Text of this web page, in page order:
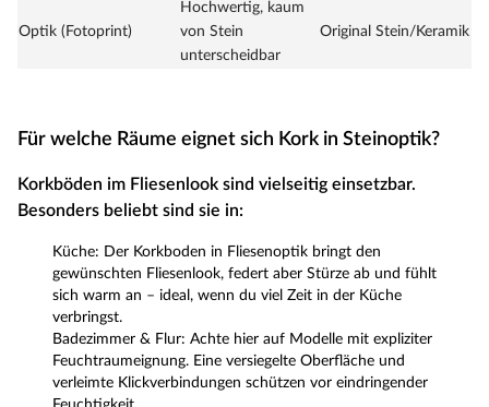
Optik (Fotoprint)
Hochwertig, kaum
von Stein
unterscheidbar
Original Stein/Keramik
Für welche Räume eignet sich Kork in Steinoptik?
Korkböden im Fliesenlook sind vielseitig einsetzbar.
Besonders beliebt sind sie in:
Küche: Der Korkboden in Fliesenoptik bringt den
gewünschten Fliesenlook, federt aber Stürze ab und fühlt
sich warm an – ideal, wenn du viel Zeit in der Küche
verbringst.
Badezimmer & Flur: Achte hier auf Modelle mit expliziter
Feuchtraumeignung. Eine versiegelte Oberfläche und
verleimte Klickverbindungen schützen vor eindringender